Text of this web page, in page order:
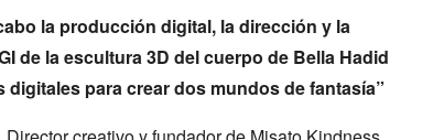
la producción digital, la dirección y la
de la escultura 3D del cuerpo de Bella Hadid
digitales para crear dos mundos de fantasía”